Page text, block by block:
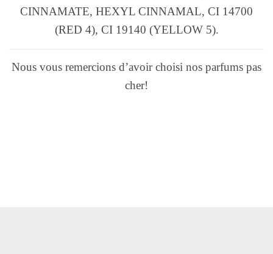
CINNAMATE, HEXYL CINNAMAL, CI 14700
(RED 4), CI 19140 (YELLOW 5).
Nous vous remercions d’avoir choisi nos parfums pas
cher!